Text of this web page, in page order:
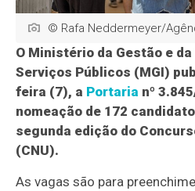
© Rafa Neddermeyer/
O Ministério da Gestão e
Serviços Públicos (MGI)
feira (7), a Portaria nº
nomeação de 172
segunda edição do
(CNU).
As vagas são para